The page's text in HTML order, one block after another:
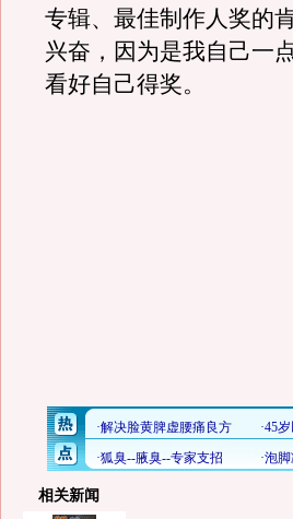
专辑、最佳制作人奖的
兴奋，因为是我自己一
看好自己得奖。
相关新闻